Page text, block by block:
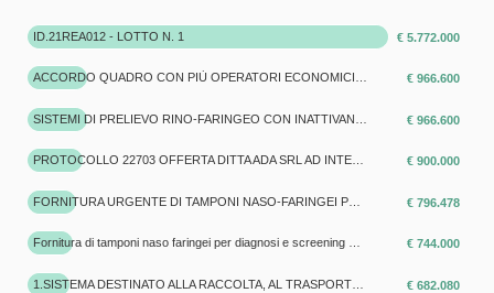
ID.21REA012 - LOTTO N. 1 € 5.772.000
€ 966.600
€ 966.600
€ 900.000
€ 796.478
€ 744.000
€ 682.080